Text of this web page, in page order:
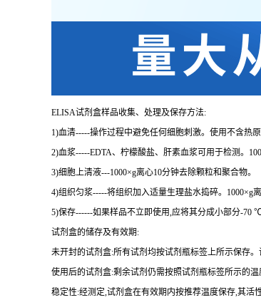
ELISA试剂盒样品收集、处理及保存方法:
1)血清-----操作过程中避免任何细胞刺激。使用不含热
2)血浆-----EDTA、柠檬酸盐、肝素血浆可用于检测。
3)细胞上清液---1000×g离心10分钟去除颗粒和聚合物。
4)组织匀浆-----将组织加入适量生理盐水捣碎。 1000×g
5)保存------如果样品不立即使用,应将其分成小部分-70
试剂盒的储存及有效期:
未开封的试剂盒:所有试剂均按试剂瓶标签上所示保存
使用后的试剂盒:剩余试剂仍需按照试剂瓶标签所示的
稳定性:经测定,试剂盒在有效期内按推荐温度保存,其活